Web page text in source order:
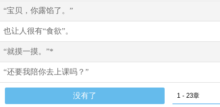
“宝贝，你露馅了。”
也让人很有“食欲”。
“就摸一摸。”*
“还要我陪你去上课吗？”
没有了